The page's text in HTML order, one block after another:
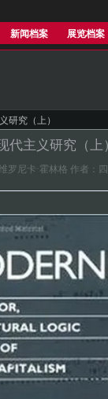
新闻档案 展览档案
研究（上）
代主义研究（上
罗尼卡·霍林格 作者：